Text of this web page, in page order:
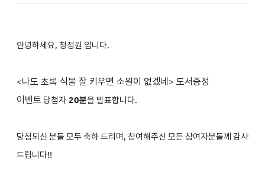
안녕하세요, 청정원 입니다.
<나도 초록 식물 잘 키우면 소원이 없겠네 > 도서증정
이벤트 당첨자 20분을 발표합니다.
당첨되신 분들 모두 축하 드리며, 참여해주신 모든 참여자분들께 감사
드립니다!!